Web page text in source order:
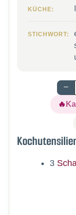
KÜCHE:
STICHWORT:
–
3